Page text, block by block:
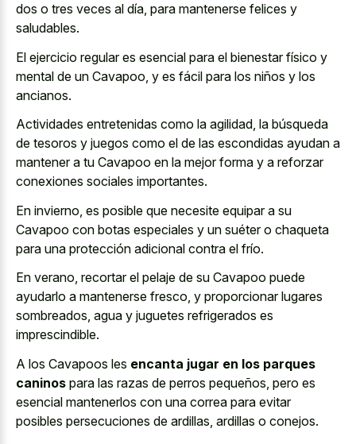
dos o tres veces al día, para mantenerse felices y
saludables.
El ejercicio regular es esencial para el bienestar físico y
mental de un Cavapoo, y es fácil para los niños y los
ancianos.
Actividades entretenidas como la agilidad, la búsqueda
de tesoros y juegos como el de las escondidas ayudan a
mantener a tu Cavapoo en la mejor forma y a reforzar
conexiones sociales importantes.
En invierno, es posible que necesite equipar a su
Cavapoo con botas especiales y un suéter o chaqueta
para una protección adicional contra el frío.
En verano, recortar el pelaje de su Cavapoo puede
ayudarlo a mantenerse fresco, y proporcionar lugares
sombreados, agua y juguetes refrigerados es
imprescindible.
A los Cavapoos les encanta jugar en los parques
caninos para las razas de perros pequeños, pero es
esencial mantenerlos con una correa para evitar
posibles persecuciones de ardillas, ardillas o conejos.